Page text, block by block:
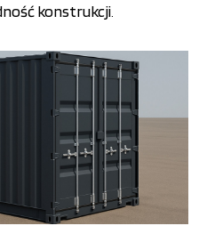
konstrukcji